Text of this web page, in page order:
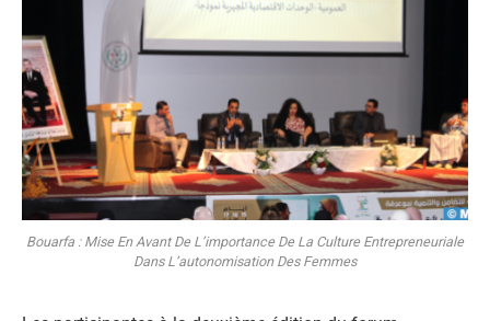
Bouarfa : Mise En Avant De L’importance De La Culture Entrepreneuriale
Dans L’autonomisation Des Femmes